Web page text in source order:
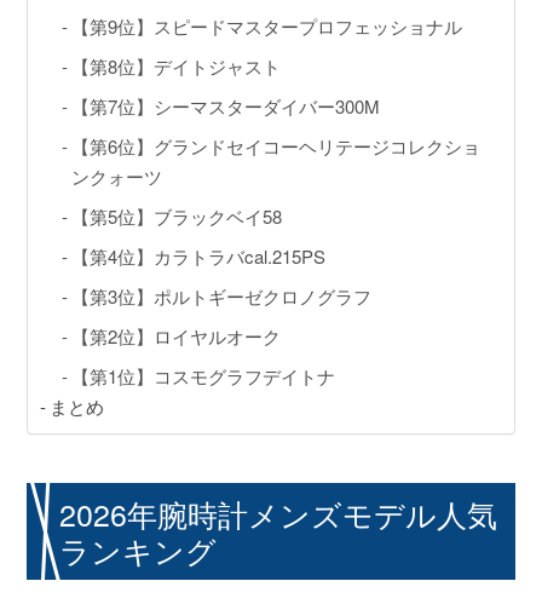
GINZA RASINオンラインショップ
GINZA RASIN買取サイト
GINZA RASIN店舗情報
運営会社
【第9位】スピードマスタープロフェッショナル
【第8位】デイトジャスト
【第7位】シーマスターダイバー300M
【第6位】グランドセイコーヘリテージコレクショ
ンクォーツ
【第5位】ブラックベイ58
【第4位】カラトラバcal.215PS
【第3位】ポルトギーゼクロノグラフ
【第2位】ロイヤルオーク
【第1位】コスモグラフデイトナ
まとめ
2026年腕時計メンズモデル人気
ランキング